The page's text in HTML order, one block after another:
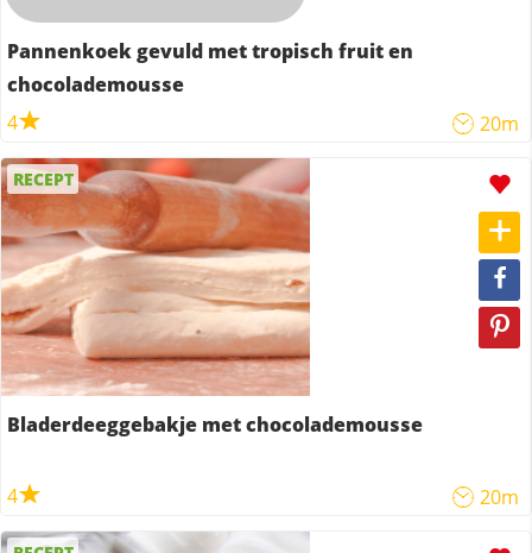
Pannenkoek gevuld met tropisch fruit en
chocolademousse
4
20m
RECEPT
Bladerdeeggebakje met chocolademousse
4 20m